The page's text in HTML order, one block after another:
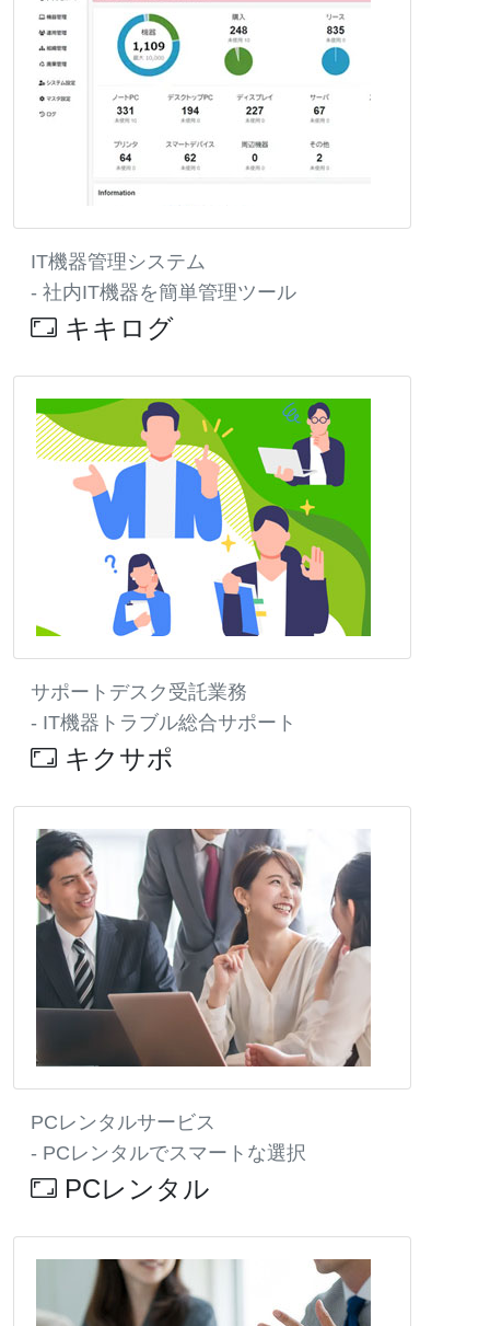
IT機器管理システム
- 社内IT機器を簡単管理ツール
キキログ
サポートデスク受託業務
- IT機器トラブル総合サポート
キクサポ
PCレンタルサービス
- PCレンタルでスマートな選択
PCレンタル